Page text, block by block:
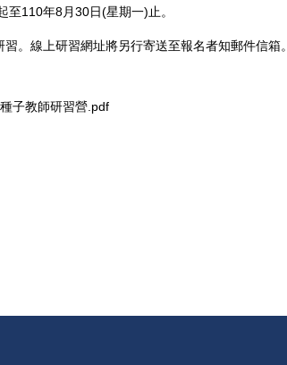
至110年8月30日(星期一)止。
。線上研習網址將另行寄送至報名者知郵件信箱。
子教師研習營.pdf